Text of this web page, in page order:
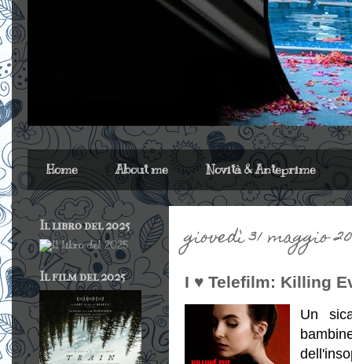
Home About me Novità & Anteprime
giovedì 31 maggio
I ♥ Telefilm: Killing
Un
Il libro del 2025
Il film del 2025